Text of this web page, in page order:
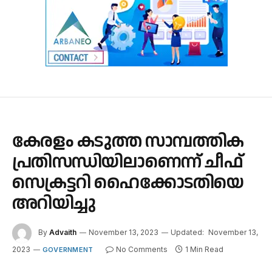
കേരളം കടുത്ത സാമ്പത്തിക
പ്രതിസന്ധിയിലാണെന്ന് ചീഫ്
സെക്രട്ടറി ഹൈക്കോടതിയെ
അറിയിച്ചു
By Advaith November 13, 2023 Updated: November 13,
2023
GOVERNMENT No Comments 1 Min Read